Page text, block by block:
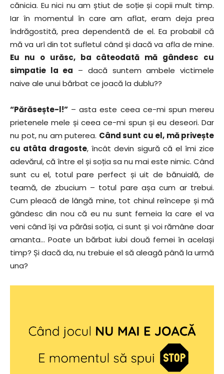
cănicia. Eu nici nu am știut de soție și copii mult timp.
Iar în momentul în care am aflat, eram deja prea
îndrăgostită, prea dependentă de el. Ea probabil că
mă va urî din tot sufletul când și dacă va afla de mine.
Eu nu o urăsc, ba câteodată mă gândesc cu
simpatie la ea – dacă suntem ambele victimele
naive ale unui bărbat ce joacă la dublu??
“Părăsește-l!” – asta este ceea ce-mi spun mereu
prietenele mele și ceea ce-mi spun și eu deseori. Dar
nu pot, nu am puterea. Când sunt cu el, mă privește
cu atâta dragoste, încât devin sigură că el îmi zice
adevărul, că între el și soția sa nu mai este nimic. Când
sunt cu el, totul pare perfect și uit de bănuială, de
teamă, de zbucium – totul pare așa cum ar trebui.
Cum pleacă de lângă mine, tot chinul reîncepe și mă
gândesc din nou că eu nu sunt femeia la care el va
veni când își va părăsi soția, ci sunt și voi rămâne doar
amanta… Poate un bărbat iubi două femei în același
timp? Și dacă da, nu trebuie el să aleagă până la urmă
una?